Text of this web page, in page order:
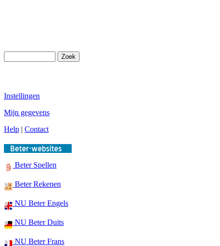
Instellingen
Mijn gegevens
Help | Contact
Beter Spellen
Beter Rekenen
NU Beter Engels
NU Beter Duits
NU Beter Frans